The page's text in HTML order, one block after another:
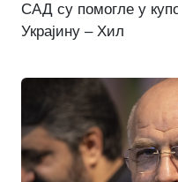
САД су помогле у
Украјину – Хил